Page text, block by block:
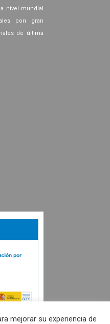
nivel mundial
con gran
de última
mejorar su experiencia de